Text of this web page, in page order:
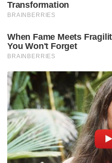
പ്രവേശിപ്പിക്കാൻ
ഡിവിഷൻ ബെഞ്ചിൽ ഈ
അപ്പീൽ നൽകി. ഈ അപ്പീൽ
സർവകലാശാലയുടെ
വിമർശിക്കുകയും ചെയ്തു.
റാഗിംഗ് കമ്മിറ്റിയോട്
സമർപ്പിക്കാൻ കോടതി
റിപ്പോർട്ടിന്റെ
വിദ്യാർത്ഥികളെ
പുറത്താക്കപ്പെട്ടവർക്ക്